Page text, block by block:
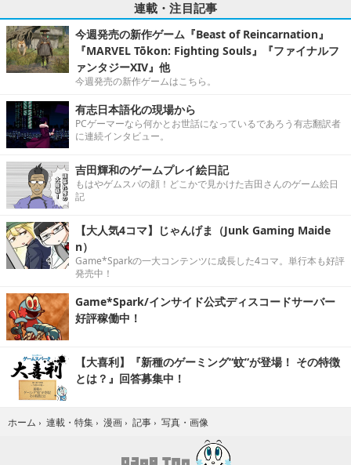
連載・注目記事
今週発売の新作ゲーム『Beast of Reincarnation』
『MARVEL Tōkon: Fighting Souls』『ファイナルフ
ァンタジーXIV』他
今週発売の新作ゲームはこちら。
有志日本語化の現場から
PCゲーマーなら何かとお世話になっているであろう有志翻訳者
に連続インタビュー。
吉田輝和のゲームプレイ絵日記
もはやゲムスパの顔！どこかで見かけた吉田さんのゲーム絵日
記
【大人気4コマ】じゃんげま（Junk Gaming Maide
n）
Game*Sparkの一大コンテンツに成長した4コマ。単行本も好評
発売中！
Game*Spark/インサイド公式ディスコードサーバー
好評稼働中！
【大喜利】『新種のゲーミング“蚊”が登場！ その特徴
とは？』回答募集中！
ホーム › 連載・特集 › 漫画 › 記事 › 写真・画像